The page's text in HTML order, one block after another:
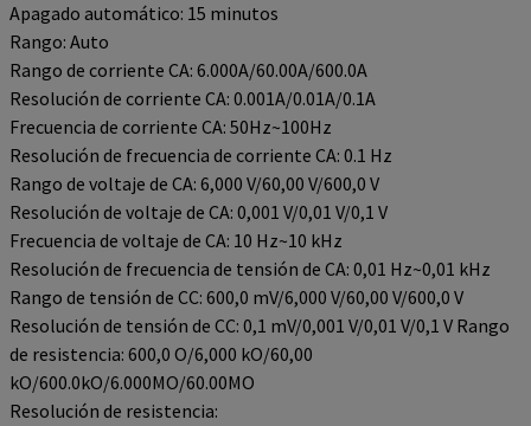
Apagado automático: 15 minutos
Rango: Auto
Rango de corriente CA: 6.000A/60.00A/600.0A
Resolución de corriente CA: 0.001A/0.01A/0.1A
Frecuencia de corriente CA: 50Hz~100Hz
Resolución de frecuencia de corriente CA: 0.1 Hz
Rango de voltaje de CA: 6,000 V/60,00 V/600,0 V
Resolución de voltaje de CA: 0,001 V/0,01 V/0,1 V
Frecuencia de voltaje de CA: 10 Hz~10 kHz
Resolución de frecuencia de tensión de CA: 0,01 Hz~0,01 kHz
Rango de tensión de CC: 600,0 mV/6,000 V/60,00 V/600,0 V
Resolución de tensión de CC: 0,1 mV/0,001 V/0,01 V/0,1 V Rango
de resistencia: 600,0 O/6,000 kO/60,00
kO/600.0kO/6.000MO/60.00MO
Resolución de resistencia: